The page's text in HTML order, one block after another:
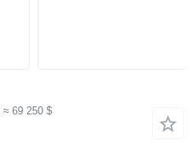
≈ 69 250 $